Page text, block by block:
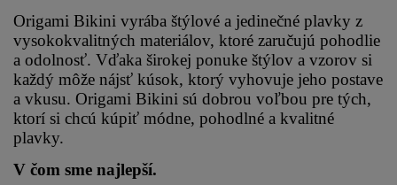
Origami Bikini vyrába štýlové a jedinečné plavky z
vysokokvalitných materiálov, ktoré zaručujú pohodlie
a odolnosť. Vďaka širokej ponuke štýlov a vzorov si
každý môže nájsť kúsok, ktorý vyhovuje jeho postave
a vkusu. Origami Bikini sú dobrou voľbou pre tých,
ktorí si chcú kúpiť módne, pohodlné a kvalitné
plavky.
V čom sme najlepší.